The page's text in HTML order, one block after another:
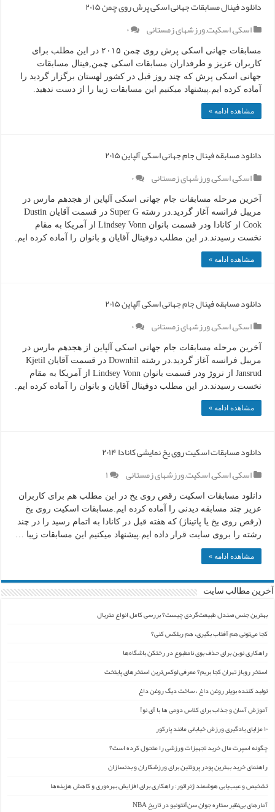
دانلود فینال مسابقات جهانی اسکی پرش روی چمن ۲۰۱۵
اسکی,اسکیت,ورزشهای زمستانی ۰
مسابقات جهانی اسکی پرش روی چمن ۲۰۱۵ در این مطلب برای
کاربران عزیز و طرفداران مسابقات اسکی چمن,فینال مسابقات
جهانی اسکی پرش که چند روز قبل در کشور لهستان برگزار گردید را
آماده کرده ایم.پیشنهاد میکنیم این مسابقات زیبا را از دست ندهید.
مشاهده ادامه »
دانلود مسابقه فینال جام جهانی اسکی آلپاین ۲۰۱۵
اسکی,اسکی,ورزشهای زمستانی ۰
آخرین مرحله مسابقات جام جهانی اسکی آلپاین از هجدهم مارس در
مریبل فرانسه آغاز گردید.در رشته Super G در قسمت آقایان Dustin
Cook از کانادا ودر قسمت بانوان Lindsey Vonn از آمریکا به مقام
نخست رسیدند.در این مطلب دوفینال آقایان و بانوان را آماده کرده ایم.
مشاهده ادامه »
دانلود مسابقه فینال جام جهانی اسکی آلپاین ۲۰۱۵
اسکی,اسکی,ورزشهای زمستانی ۰
آخرین مرحله مسابقات جام جهانی اسکی آلپاین از هجدهم مارس در
مریبل فرانسه آغاز گردید.در رشته Downhil در قسمت آقایان Kjetil
Jansrud از نروژ ودر قسمت بانوان Lindsey Vonn از آمریکا به مقام
نخست رسیدند.در این مطلب دوفینال آقایان و بانوان را آماده کرده ایم.
مشاهده ادامه »
دانلود مسابقات اسکیت روی یخ نمایشی کانادا ۲۰۱۴
اسکی,اسکی,اسکیت,ورزشهای زمستانی ۱
دانلود مسابقات اسکیت رقص روی یخ در این مطلب هم برای کاربران
عزیز چند مسابقه دیدنی را آماده کرده ایم.مسابقات اسکیت روی یخ
(رقص روی یخ یا پاتیناژ) که هفته قبل در کانادا به اتمام رسید را در چند
رشته را بروی سایت قرار داده ایم.پیشنهاد میکنیم این مسابقات زیبا …
مشاهده ادامه »
آخرین مطالب سایت
بهترین جنس صندل طبیعت‌گردی چیست؟ بررسی کامل انواع متریال
کجا می‌تونی هم آفتاب بگیری، هم ریلکس کنی؟
راهکاری نوین برای حذف بوی نامطبوع در رختکن باشگاه‌ها
استخر روباز تهران کجا بریم؟ معرفی لوکس‌ترین استخرهای پایتخت
تولید کننده بویلر روغن داغ ، ساخت دیگ روغن داغ
آموزش آسان و جذاب برای کلاس دومی ها با آی نو!
۱۰ مزایای یادگیری ورزش خیابانی مانند پارکور
چگونه اسپرت مال خرید تجهیزات ورزشی را متحول کرده است؟
راهنمای خرید بهترین پودر پروتئین برای ورزشکاران و بدنسازان
تشخیص و عیب‌یابی هوشمند ژنراتور: راهکاری برای افزایش بهره‌وری و کاهش هزینه‌ها
آمارهای بی‌نظیر ستاره جوان سن‌آنتونیو در تاریخ NBA